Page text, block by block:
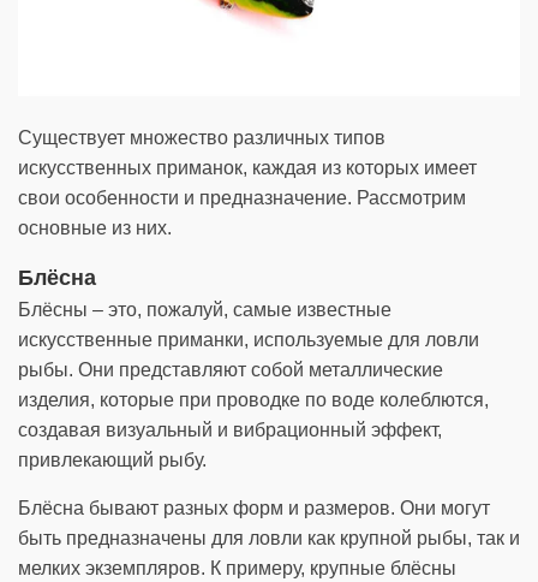
Существует множество различных типов
искусственных приманок, каждая из которых имеет
свои особенности и предназначение. Рассмотрим
основные из них.
Блёсна
Блёсны – это, пожалуй, самые известные
искусственные приманки, используемые для ловли
рыбы. Они представляют собой металлические
изделия, которые при проводке по воде колеблются,
создавая визуальный и вибрационный эффект,
привлекающий рыбу.
Блёсна бывают разных форм и размеров. Они могут
быть предназначены для ловли как крупной рыбы, так и
мелких экземпляров. К примеру, крупные блёсны